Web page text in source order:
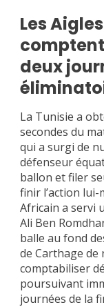
Les
deux
La Tunisie a
secondes du
qui a surgi de
défenseur
ballon et filer
finir l’action lui-
Africain a servi
Ali Ben
balle au fond
de Carthage
comptabiliser
poursuivant
journées de la